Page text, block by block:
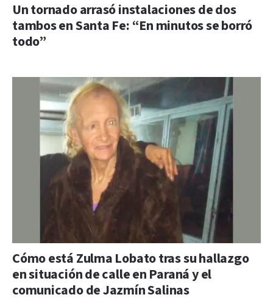
Un tornado arrasó instalaciones de dos
tambos en Santa Fe: “En minutos se borró
todo”
Cómo está Zulma Lobato tras su hallazgo
en situación de calle en Paraná y el
comunicado de Jazmín Salinas